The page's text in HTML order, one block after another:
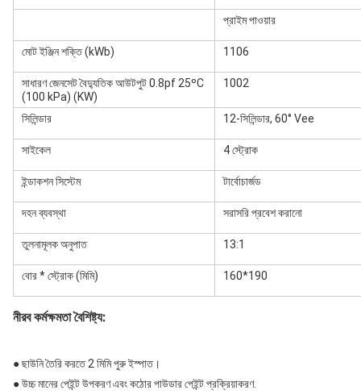
প্রাইম পাওয়ার
মোট ইঞ্জিন শক্তি (kWb) 1106
সাধারণ জেনসেট বৈদ্যুতিক আউটপুট 0.8pf 25ºC
(100 kPa) (KW)
1002
সিলিন্ডার 12-সিলিন্ডার, 60° Vee
সাইকেল 4 স্ট্রোক
ইন্ডাকশন সিস্টেম টার্বোচার্জড
দহন ব্যবস্থা সরাসরি প্রবেশ করানো
তুলনামূলক অনুপাত 13:1
বোর * স্ট্রোক (মিমি) 160*190
নীরব কর্মক্ষমতা বৈশিষ্ট্য:
● ছাউনি তৈরি করতে 2 মিমি পুরু ইস্পাত।
● উচ্চ মানের পেইন্ট উপকরণ এবং কঠোর পাউডার পেইন্ট প্রক্রিয়াকরণ.